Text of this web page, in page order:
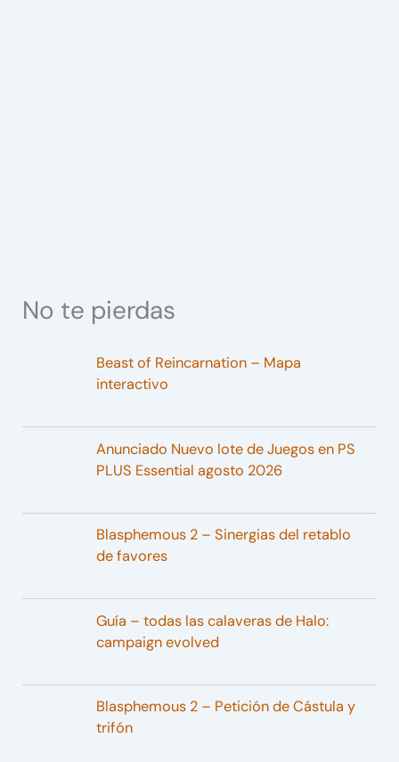
No te pierdas
Beast of Reincarnation – Mapa
interactivo
Anunciado Nuevo lote de Juegos en PS
PLUS Essential agosto 2026
Blasphemous 2 – Sinergias del retablo
de favores
Guía – todas las calaveras de Halo:
campaign evolved
Blasphemous 2 – Petición de Cástula y
trifón